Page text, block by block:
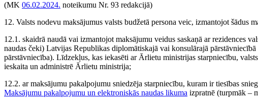
(MK 06.02.2024. noteikumu Nr. 93 redakcijā)
12. Valsts nodevu maksājumus valsts budžetā persona veic, izmantojot šādus
12.1. skaidrā naudā vai izmantojot maksājumu veidus saskaņā ar rezidences
naudas čeki) Latvijas Republikas diplomātiskajā vai konsulārajā
pārstāvniecība). Līdzekļus, kas iekasēti ar Ārlietu ministrijas starpniecību,
ieskaita un administrē Ārlietu ministrija;
12.2. ar maksājumu pakalpojumu sniedzēja starpniecību, kuram ir tiesības
Maksājumu pakalpojumu un elektroniskās naudas likuma izpratnē (turpmāk –